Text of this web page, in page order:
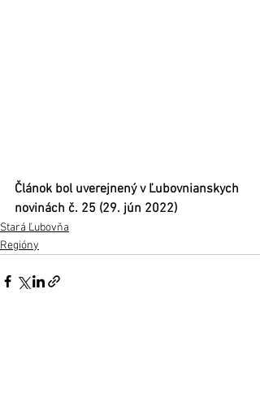
Článok bol uverejnený v Ľubovnianskych
novinách č. 25 (29. jún 2022)
Stará Ľubovňa
Regióny